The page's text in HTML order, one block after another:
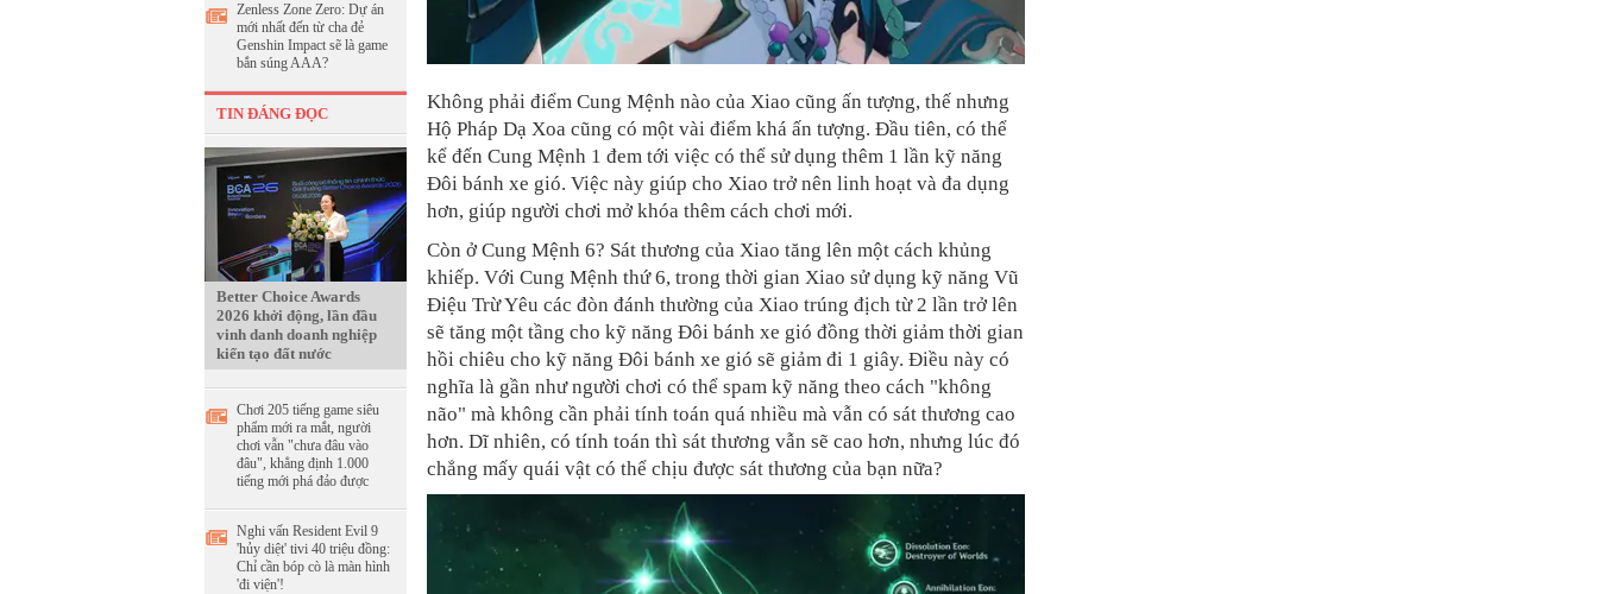
Zenless Zone Zero: Dự án
mới nhất đến từ cha đẻ
Genshin Impact sẽ là game
bắn súng AAA?
TIN ĐÁNG ĐỌC
Better Choice Awards
2026 khởi động, lần đầu
vinh danh doanh nghiệp
kiến tạo đất nước
Chơi 205 tiếng game siêu
phẩm mới ra mắt, người
chơi vẫn "chưa đâu vào
đâu", khẳng định 1.000
tiếng mới phá đảo được
Nghi vấn Resident Evil 9
'hủy diệt' tivi 40 triệu đồng:
Chỉ cần bóp cò là màn hình
'đi viện'!
Không phải điểm Cung Mệnh nào của Xiao cũng ấn tượng, thế nhưng
Hộ Pháp Dạ Xoa cũng có một vài điểm khá ấn tượng. Đầu tiên, có thể
kể đến Cung Mệnh 1 đem tới việc có thể sử dụng thêm 1 lần kỹ năng
Đôi bánh xe gió. Việc này giúp cho Xiao trở nên linh hoạt và đa dụng
hơn, giúp người chơi mở khóa thêm cách chơi mới.
Còn ở Cung Mệnh 6? Sát thương của Xiao tăng lên một cách khủng
khiếp. Với Cung Mệnh thứ 6, trong thời gian Xiao sử dụng kỹ năng Vũ
Điệu Trừ Yêu các đòn đánh thường của Xiao trúng địch từ 2 lần trở lên
sẽ tăng một tầng cho kỹ năng Đôi bánh xe gió đồng thời giảm thời gian
hồi chiêu cho kỹ năng Đôi bánh xe gió sẽ giảm đi 1 giây. Điều này có
nghĩa là gần như người chơi có thể spam kỹ năng theo cách "không
não" mà không cần phải tính toán quá nhiều mà vẫn có sát thương cao
hơn. Dĩ nhiên, có tính toán thì sát thương vẫn sẽ cao hơn, nhưng lúc đó
chẳng mấy quái vật có thể chịu được sát thương của bạn nữa?